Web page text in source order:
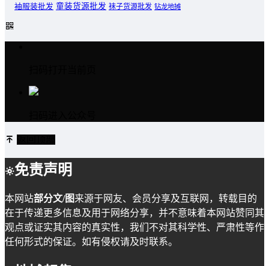
袖服装批发 童装货源批发 袜子货源批发 钻龙地摊
免责声明
本网站部分文/图来源于网友、会员分享及互联网，转载目的
在于传递更多信息及用于网络分享，并不意味着本网站赞同其
观点或证实其内容的真实性，我们不对其科学性、严肃性等作
任何形式的保证。如有侵权请及时联系。